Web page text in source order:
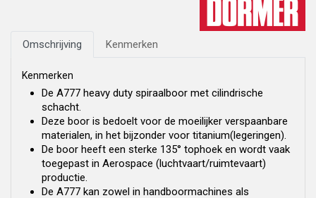
Omschrijving Kenmerken
Kenmerken
De A777 heavy duty spiraalboor met cilindrische
schacht.
Deze boor is bedoelt voor de moeilijker verspaanbare
materialen, in het bijzonder voor titanium(legeringen).
De boor heeft een sterke 135° tophoek en wordt vaak
toegepast in Aerospace (luchtvaart/ruimtevaart)
productie.
De A777 kan zowel in handboormachines als